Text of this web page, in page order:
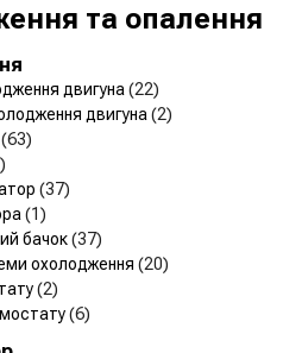
та опалення
двигуна (22)
двигуна (2)
(63)
(37)
(1)
бачок(37)
охолодження (20)
(2)
(6)